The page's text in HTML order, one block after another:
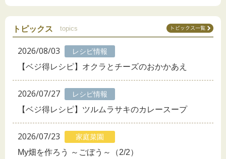
トピックス topics
2026/08/03 レシピ情報
【ベジ得レシピ】オクラとチーズのおかかあえ
2026/07/27 レシピ情報
【ベジ得レシピ】ツルムラサキのカレースープ
2026/07/23 家庭菜園
My畑を作ろう ～ごぼう～（2/2）